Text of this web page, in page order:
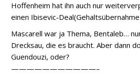
Hoffenheim hat ihn auch nur
einen Ibisevic-
Mascarell war ja Thema, Bentaleb…
Drecksau, die es braucht. Aber dann
Guendouzi, oder?
———————————–